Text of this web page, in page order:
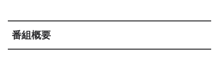
番組概要